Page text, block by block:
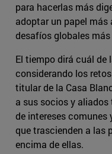
para hacerlas más
adoptar un papel
desafíos globales
El tiempo dirá cuál de
considerando los
titular de la Casa
a sus socios y
de intereses comunes
que trascienden a las
encima de ellas.